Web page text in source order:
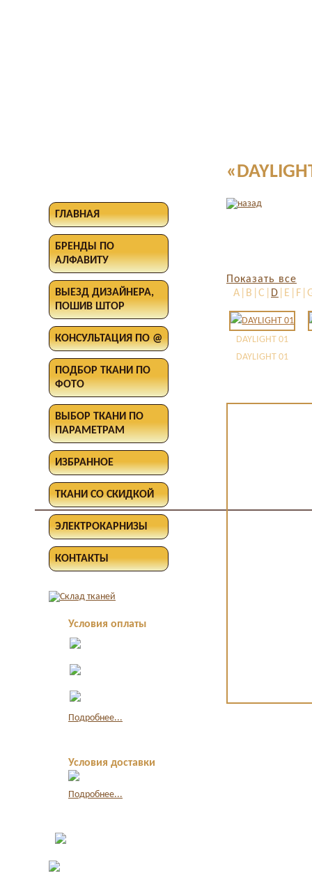
ГЛАВНАЯ
БРЕНДЫ ПО
АЛФАВИТУ
ВЫЕЗД ДИЗАЙНЕРА,
ПОШИВ ШТОР
КОНСУЛЬТАЦИЯ ПО @
ПОДБОР ТКАНИ ПО
ФОТО
ВЫБОР ТКАНИ ПО
ПАРАМЕТРАМ
ИЗБРАННОЕ
ТКАНИ СО СКИДКОЙ
ЭЛЕКТРОКАРНИЗЫ
КОНТАКТЫ
Условия оплаты
Подробнее...
Условия доставки
Подробнее...
Показать все
A|B|C|
D
DAYLIGHT 01
DAYLIGHT 01